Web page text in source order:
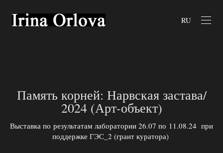
RU
Память корней: Нарвская застава/
2024 (Арт-объект)
Выставка по результатам лаборатории 26.07 по 11.08.24 при
поддержке ГЭС_2 (грант куратора)